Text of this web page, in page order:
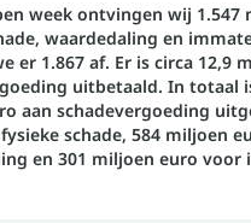
week ontvingen wij 1.547
waardedaling en
er 1.867 af. Er is circa 12,9
uitbetaald. In totaal
aan schadevergoeding
schade, 584 miljoen
en 301 miljoen euro voor